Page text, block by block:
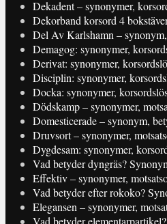
Dekadent – synonymer,
Dekorband korsord 4
Del Av Karlshamn –
Demagog: synonymer,
Derivat: synonymer,
Disciplin: synonymer,
Docka: synonymer,
Dödskamp – synonymer,
Domesticerade – synonym,
Druvsort – synonymer,
Dygdesam: synonymer,
Vad betyder dyngräs?
Effektiv – synonymer,
Vad betyder efter rokoko?
Elegansen – synonymer,